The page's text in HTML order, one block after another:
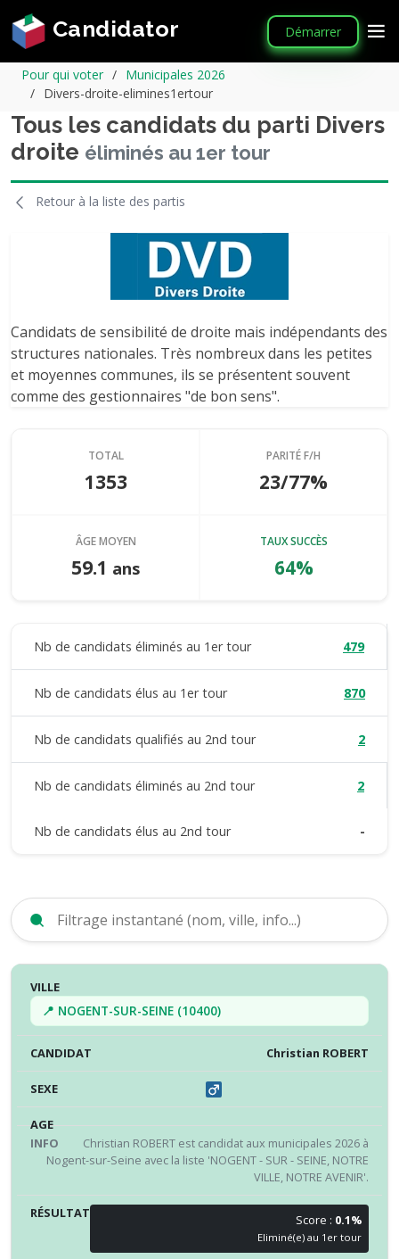
Candidator Démarrer
Pour qui voter
Municipales 2026
Divers-droite-elimines1ertour
Tous les candidats du parti Divers
droite éliminés au 1er tour
Retour à la liste des partis
Candidats de sensibilité de droite mais indépendants des
structures nationales. Très nombreux dans les petites
et moyennes communes, ils se présentent souvent
comme des gestionnaires "de bon sens".
TOTAL
1353
PARITÉ F/H
23/77%
ÂGE MOYEN
59.1 ans
TAUX SUCCÈS
64%
Nb de candidats éliminés au 1er tour 479
Nb de candidats élus au 1er tour 870
Nb de candidats qualifiés au 2nd tour 2
Nb de candidats éliminés au 2nd tour 2
Nb de candidats élus au 2nd tour -
VILLE
📍 NOGENT-SUR-SEINE (10400)
Christian ROBERT
Christian ROBERT est candidat aux municipales 2026 à
Nogent-sur-Seine avec la liste 'NOGENT - SUR - SEINE, NOTRE
VILLE, NOTRE AVENIR'.
Score : 0.1%
Eliminé(e) au 1er tour